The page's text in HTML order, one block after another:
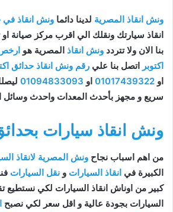
ونش انقاذ المصرية لدينا دائما ونش انقاذ في
انقاذ سيارتك ونقلك الي اقرب مركز صيانة
بنا الان ولا تتردد ونش انقاذ المصرية هو
اكتوبر اتصل بنا علي رقم ونش انقاذ حدائق
او 01017439322 او 01094833093
سريع و مجهز بأحدث المعدات واحدث وسائل
ونش انقاذ سيارات
من اهم اسباب نجاح ونش المصرية لانقاذ
الكبيرة في انقاذ السيارات و نقل السيارات
كبير من اوناش انقاذ السيارات لكي نستطيع
السيارات بجودة عالية و اقل سعر لكي نصبح